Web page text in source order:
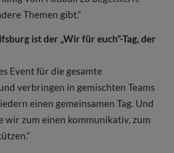
Themen gibt.“
ist der „Wir für euch“-Tag, der
Event für die gesamte
verbringen in gemischten Teams
einen gemeinsamen Tag. Und
wir zum einen kommunikativ, zum